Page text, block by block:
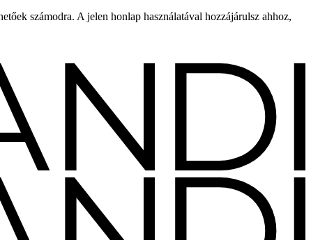
számodra. A jelen honlap használatával hozzájárulsz ahhoz,